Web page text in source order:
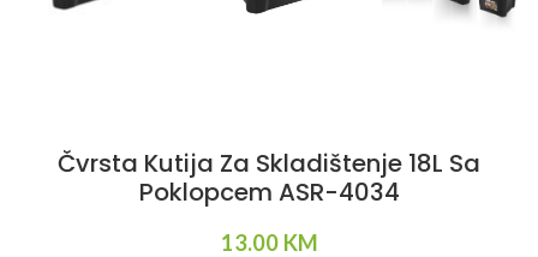
Čvrsta Kutija Za Skladištenje 18L Sa
Poklopcem ASR-4034
13.00 KM